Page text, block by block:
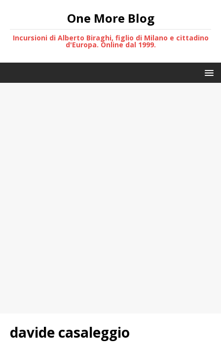
One More Blog
Incursioni di Alberto Biraghi, figlio di Milano e cittadino
d'Europa. Online dal 1999.
davide casaleggio